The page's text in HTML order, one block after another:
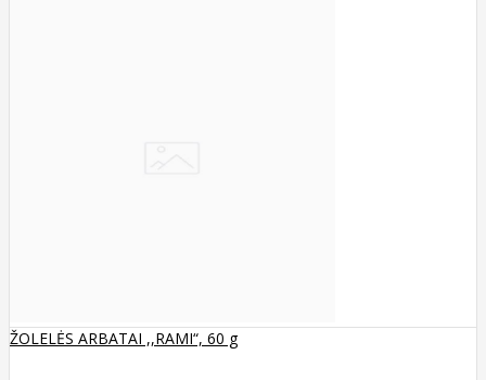
ŽOLELĖS ARBATAI ,,RAMI“, 60 g